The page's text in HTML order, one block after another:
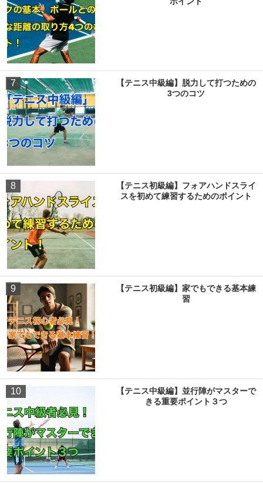
7
【テニス中級編】脱力して打つための
3つのコツ
8
【テニス初級編】フォアハンドスライ
スを初めて練習するためのポイント
9
【テニス初級編】家でもできる基本練
習
10
【テニス中級編】並行陣がマスターで
きる重要ポイント３つ